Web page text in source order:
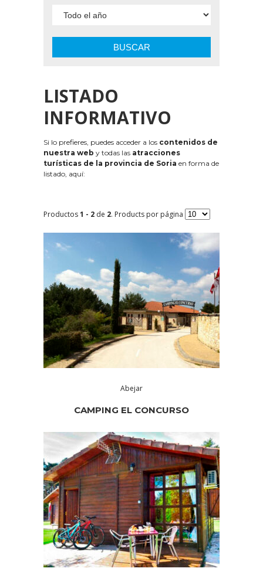
BUSCAR
LISTADO
INFORMATIVO
Si lo prefieres, puedes acceder a los contenidos de
nuestra web y todas las atracciones
turísticas de la provincia de Soria en forma de
listado, aquí:
Productos1 - 2 de 2. Products por página
Abejar
CAMPING EL CONCURSO